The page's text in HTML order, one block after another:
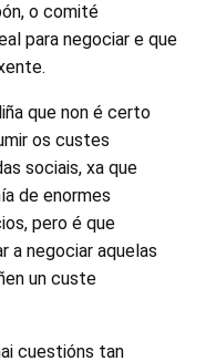
o comité
para negociar e que
que non é certo
os custes
sociais, xa que
de enormes
pero é que
a negociar aquelas
un custe
cuestións tan